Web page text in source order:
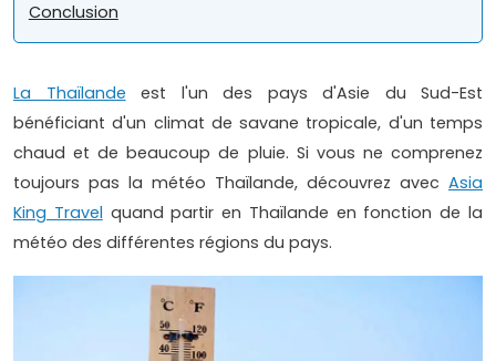
Conclusion
La Thaïlande est l'un des pays d'Asie du Sud-Est
bénéficiant d'un climat de savane tropicale, d'un temps
chaud et de beaucoup de pluie. Si vous ne comprenez
toujours pas la météo Thaïlande, découvrez avec Asia
King Travel quand partir en Thaïlande en fonction de la
météo des différentes régions du pays.